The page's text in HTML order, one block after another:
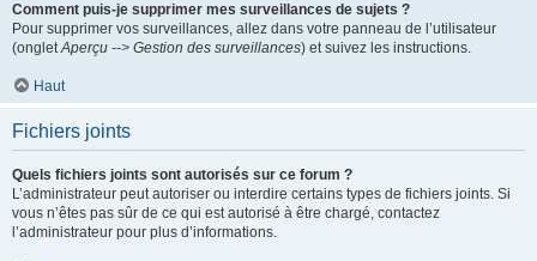
Comment puis-je supprimer mes surveillances de sujets ?
Pour supprimer vos surveillances, allez dans votre panneau de l’utilisateur
(ongletAperçu --> Gestion des surveillances) et suivez les instructions.
Haut
Fichiers joints
Quels fichiers joints sont autorisés sur ce forum ?
L’administrateur peut autoriser ou interdire certains types de fichiers joints. Si
vous n’êtes pas sûr de ce qui est autorisé à être chargé, contactez
l’administrateur pour plus d’informations.